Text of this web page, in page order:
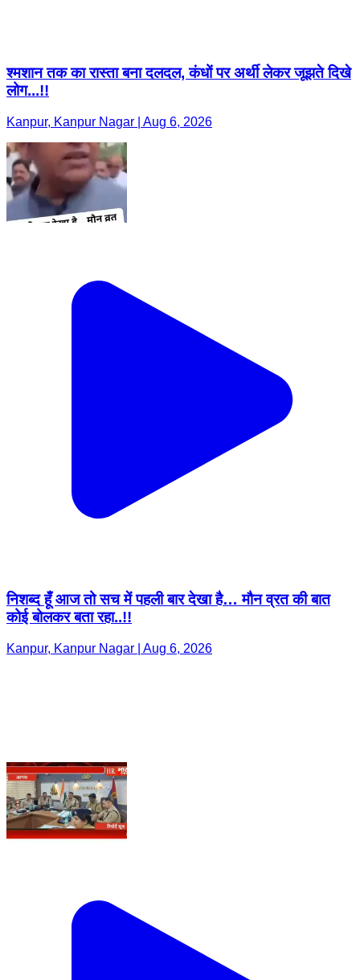
श्मशान तक का रास्ता बना दलदल, कंधों पर अर्थी लेकर जूझते दिखे
लोग...!!
Kanpur, Kanpur Nagar | Aug 6, 2026
निशब्द हूँ आज तो सच में पहली बार देखा है… मौन व्रत की बात
कोई बोलकर बता रहा..!!
Kanpur, Kanpur Nagar | Aug 6, 2026